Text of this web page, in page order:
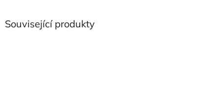
Související produkty